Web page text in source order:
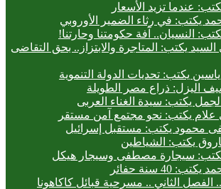
عندما تزيد الأسعار
يكتب: في رثاء الضمير الأوروبي
النسيان.. آفة حكومتنا وحارتنا!
يكتب: المتاجرة والابتزاز.. بحق التقاضى
ياسين يكتب: تحديات الدولة التنموية
اليزل: ذراع مصر الطويلة
يكتب: سيدة الغناء العربى
علام يكتب: نحو مجتمع آمن مستقر
محمود يكتب: مستقبل إسرائيل
يكتب: الشياطين
سيجارة مصطفى وسيجار هيكل
40 سنة حفائر
الفصل الثاني .. مسرحية قبائل كاكاهونا